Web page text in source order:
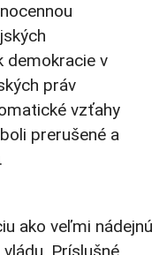
demokracie v
práv
vzťahy
prerušené a
ako veľmi nádejnú